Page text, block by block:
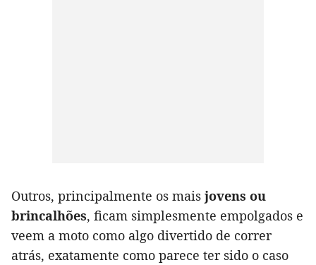
Outros, principalmente os mais jovens ou
brincalhões, ficam simplesmente empolgados e
veem a moto como algo divertido de correr
atrás, exatamente como parece ter sido o caso